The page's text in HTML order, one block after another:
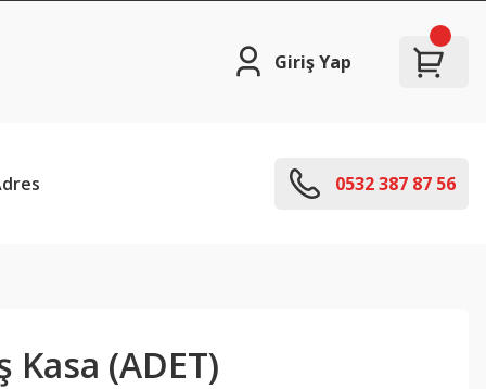
Giriş Yap
0532 387 87 56
Kasa (ADET)